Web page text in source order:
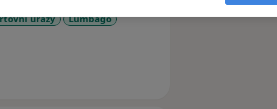
úrazy
Lumbago